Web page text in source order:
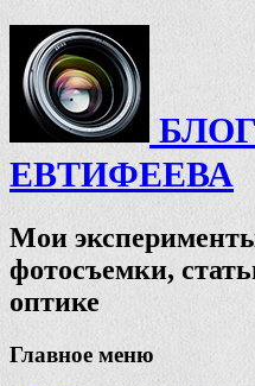
ЕВТИФЕЕВА
Мои
фотосъемки,
оптике
Главное меню